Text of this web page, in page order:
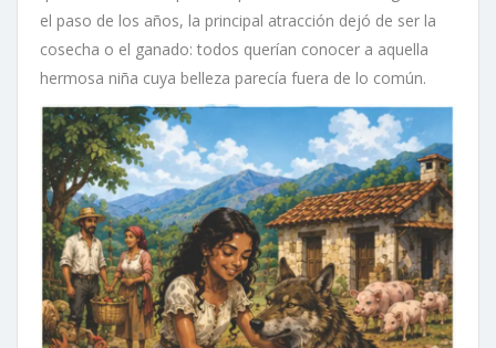
el paso de los años, la principal atracción dejó de ser la
cosecha o el ganado: todos querían conocer a aquella
hermosa niña cuya belleza parecía fuera de lo común.